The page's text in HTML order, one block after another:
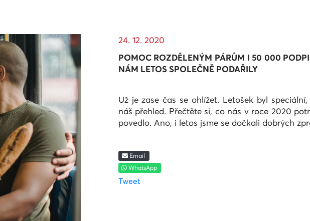
24. 12. 2020
POMOC ROZDĚLENÝM PÁRŮM I 50 000
NÁM LETOS SPOLEČNĚ PODAŘILY
Už je zase čas se ohlížet. Letošek byl
náš přehled. Přečtěte si, co nás v roce 2020
povedlo. Ano, i letos jsme se dočkali dobrých
Email
WhatsApp
Tweet